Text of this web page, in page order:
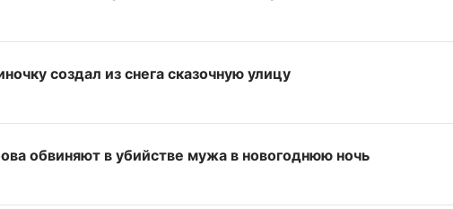
создал из снега сказочную улицу
обвиняют в убийстве мужа в новогоднюю ночь